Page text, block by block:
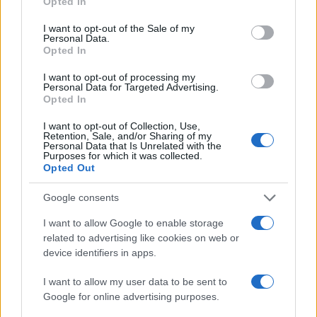
use your data for below specified purposes in below Google
consent section.
I want to opt-out of the Sale of my
Personal Data.
Opted In
I want to opt-out of processing my
Personal Data for Targeted Advertising.
Opted In
I want to opt-out of Collection, Use,
Retention, Sale, and/or Sharing of my
Personal Data that Is Unrelated with the
Purposes for which it was collected.
Opted Out
Google consents
I want to allow Google to enable storage
related to advertising like cookies on web or
device identifiers in apps.
I want to allow my user data to be sent to
Google for online advertising purposes.
21:0025.06.25
MasterChef, κέρδισε τις 100.000€
20:1725.06.25